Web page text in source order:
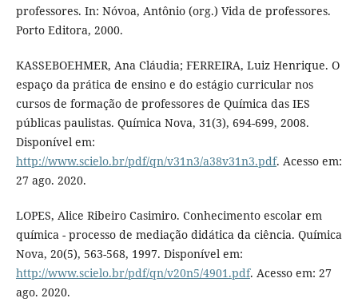
professores. In: Nóvoa, Antônio (org.) Vida de professores.
Porto Editora, 2000.
KASSEBOEHMER, Ana Cláudia; FERREIRA, Luiz Henrique. O
espaço da prática de ensino e do estágio curricular nos
cursos de formação de professores de Química das IES
públicas paulistas. Química Nova, 31(3), 694-699, 2008.
Disponível em:
http://www.scielo.br/pdf/qn/v31n3/a38v31n3.pdf. Acesso em:
27 ago. 2020.
LOPES, Alice Ribeiro Casimiro. Conhecimento escolar em
química - processo de mediação didática da ciência. Química
Nova, 20(5), 563-568, 1997. Disponível em:
http://www.scielo.br/pdf/qn/v20n5/4901.pdf. Acesso em: 27
ago. 2020.